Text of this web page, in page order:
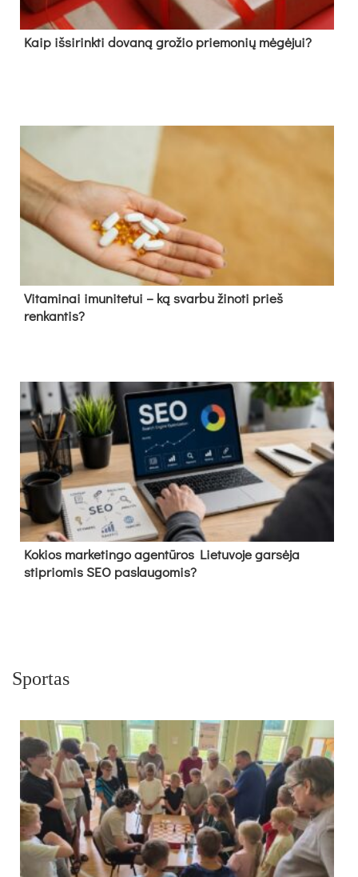
Kaip išsirinkti dovaną grožio priemonių mėgėjui?
Vitaminai imunitetui – ką svarbu žinoti prieš
renkantis?
Kokios marketingo agentūros Lietuvoje garsėja
stipriomis SEO paslaugomis?
Sportas